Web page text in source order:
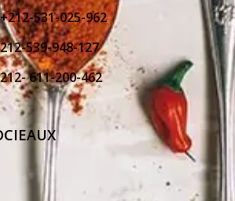
+212-531-025-962
948-127
200-462